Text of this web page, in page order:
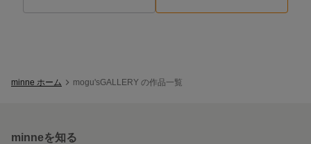
minne ホーム mogu'sGALLERY の作品一覧
minneを知る